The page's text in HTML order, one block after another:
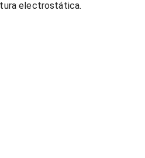
electrostática.